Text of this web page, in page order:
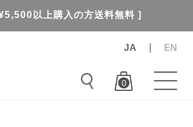
以上購入の方送料無料 ]
EN
JA
0